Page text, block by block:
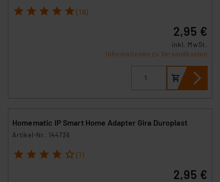
1 2 3 4 5 (18)
2,95 €
inkl. MwSt.
Informationen zu Versandkosten
Homematic IP Smart Home Adapter Gira Duroplast
Artikel-Nr. 144736
1 2 3 4 5 (1)
2,95 €